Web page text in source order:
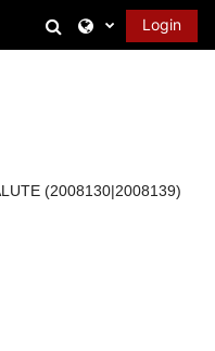
Attiva/disattiva
Login
(2008130|2008139)